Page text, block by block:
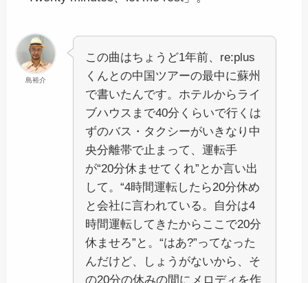
島裕介
この曲はちょうど1年前、re:plus
くんとの中国ツアーの最中に蘇州
で書いたんです。ホテルからライ
ブハウスまで40分くらいで行くは
ずのバス・タクシーがいきなり中
央分離帯で止まって、運転手
が“20分休ませてくれ”とか言い出
して。“4時間運転したら20分休め
と会社に言われている。自分は4
時間運転してきたからここで20分
休ませろ”と。“はあ?”ってなった
んだけど、しょうがないから、そ
の20分の休みの間にメロディを作